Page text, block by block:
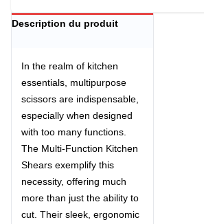
Description du produit
In the realm of kitchen
essentials, multipurpose
scissors are indispensable,
especially when designed
with too many functions.
The Multi-Function Kitchen
Shears exemplify this
necessity, offering much
more than just the ability to
cut. Their sleek, ergonomic